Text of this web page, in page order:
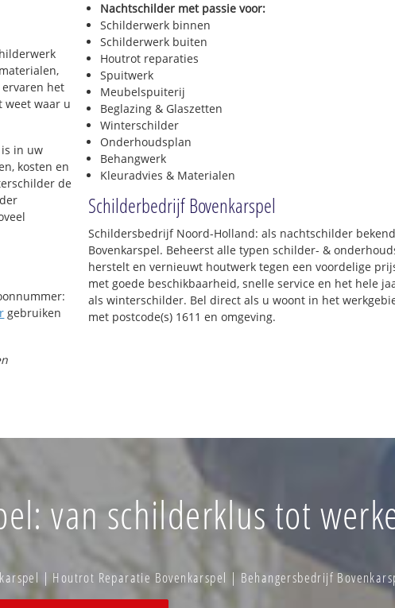
het
weet waar u
in uw
kosten en
de
gebruiken
Nachtschilder met passie voor:
Schilderwerk binnen
Schilderwerk buiten
Houtrot reparaties
Spuitwerk
Meubelspuiterij
Beglazing & Glaszetten
Winterschilder
Onderhoudsplan
Behangwerk
Kleuradvies & Materialen
Schilderbedrijf Bovenkarspel
Schildersbedrijf Noord-Holland: als nachtschilder
Bovenkarspel. Beheerst alle typen schilder- &
herstelt en vernieuwt houtwerk tegen een voordelige
met goede beschikbaarheid, snelle service en het hele
als winterschilder. Bel direct als u woont in het
met postcode(s) 1611 en omgeving.
van schilderklus tot
| Houtrot Reparatie Bovenkarspel | Behangersbedrijf